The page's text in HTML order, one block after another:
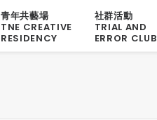
青年共藝場
TNE CREATIVE
RESIDENCY
社群活動
TRIAL AND
ERROR CLUB